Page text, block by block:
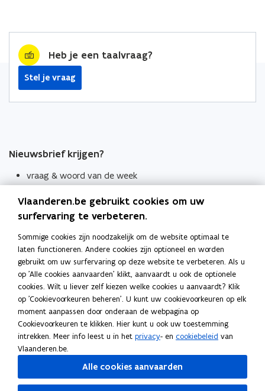
Heb je een taalvraag?
Stel je vraag
Nieuwsbrief krijgen?
vraag & woord van de week
Schrijf je in
Thema's
Taaladviezen
Spellingregels
Tips voor duidelijke taal
Bekijk ook
Spellingtests
Boek- en webwijzer
Vlaanderen.be gebruikt cookies om uw
surfervaring te verbeteren.
Sommige cookies zijn noodzakelijk om de website optimaal te
laten functioneren. Andere cookies zijn optioneel en worden
gebruikt om uw surfervaring op deze website te verbeteren. Als u
op 'Alle cookies aanvaarden' klikt, aanvaardt u ook de optionele
cookies. Wilt u liever zelf kiezen welke cookies u aanvaardt? Klik
op 'Cookievoorkeuren beheren'. U kunt uw cookievoorkeuren op elk
moment aanpassen door onderaan de webpagina op
Cookievoorkeuren te klikken. Hier kunt u ook uw toestemming
intrekken. Meer info leest u in het privacy- en cookiebeleid van
Vlaanderen.be.
Alle cookies aanvaarden